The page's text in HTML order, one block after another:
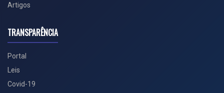
Artigos
TRANSPARÊNCIA
Portal
Leis
Covid-19